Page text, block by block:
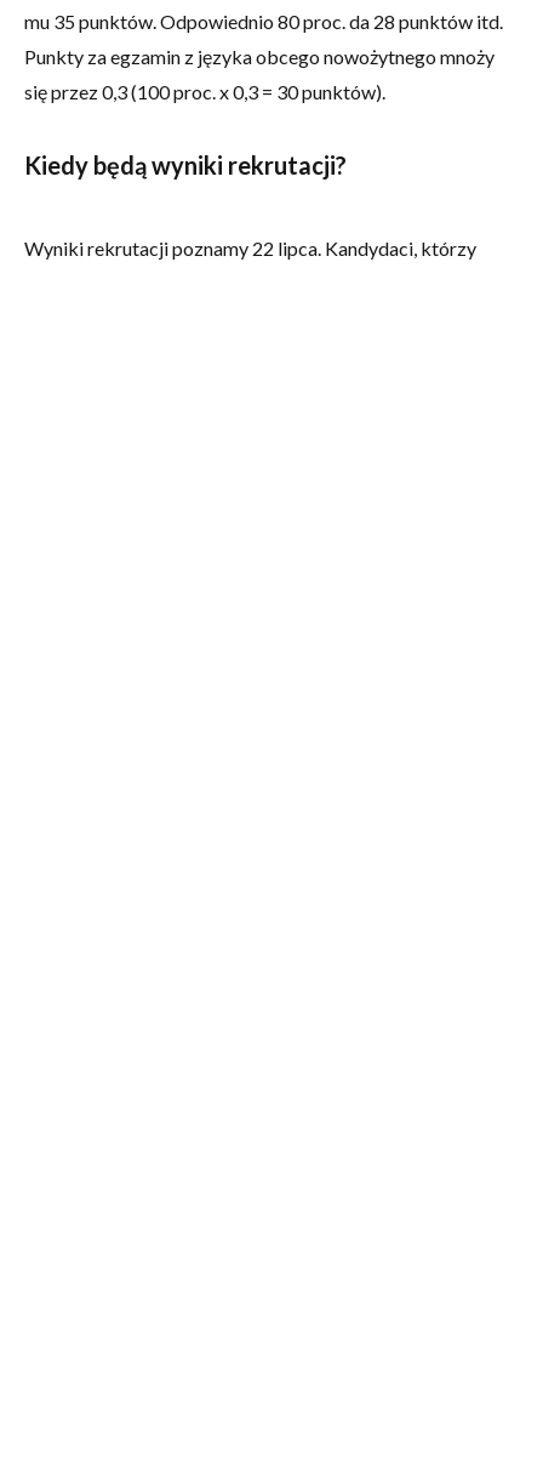
mu 35 punktów. Odpowiednio 80 proc. da 28 punktów itd.
Punkty za egzamin z języka obcego nowożytnego mnoży
się przez 0,3 (100 proc. x 0,3 = 30 punktów).
Kiedy będą wyniki rekrutacji?
Wyniki rekrutacji poznamy 22 lipca. Kandydaci, którzy